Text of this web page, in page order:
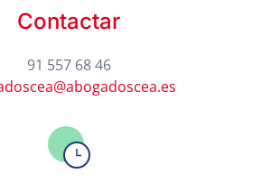
Contactar
91 557 68 46